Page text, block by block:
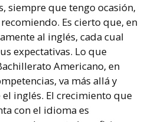
siempre que tengo ocasión,
Es cierto que, en
al inglés, cada cual
expectativas. Lo que
Americano, en
va más allá y
inglés. El crecimiento que
con el idioma es